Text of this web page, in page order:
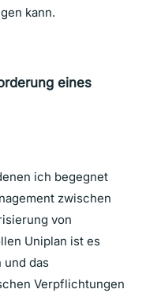
kann.
eines
ich begegnet
zwischen
von
Uniplan ist es
das
Verpflichtungen